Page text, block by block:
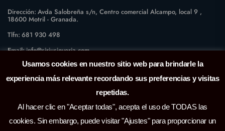
Tlfn: 681 930 498
Email:info@siriusjoyeria.com
Dirección: Avda Salobreña s/n, Centro comercial Alcampo, local 9 ,
18600 Motril - Granada.
Usamos cookies en nuestro sitio web para brindarle la
experiencia más relevante recordando sus preferencias y visitas
repetidas.
Al hacer clic en "Aceptar todas", acepta el uso de TODAS las
cookies. Sin embargo, puede visitar "Ajustes" para proporcionar un